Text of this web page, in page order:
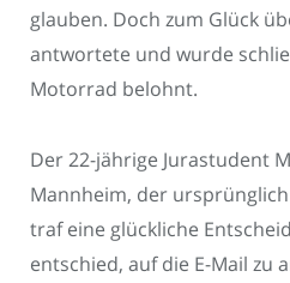
glauben. Doch zum Glück
antwortete und wurde
Motorrad belohnt.
Der 22-jährige Jurastudent
Mannheim, der
traf eine glückliche
entschied, auf die E-Mail zu